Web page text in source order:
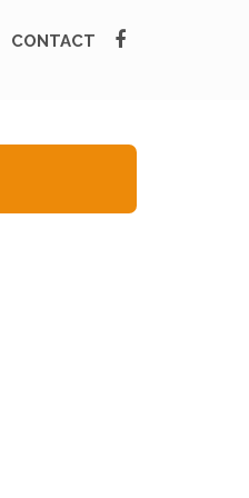
CONTACT